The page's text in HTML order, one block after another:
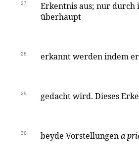
27
Erkentnis aus; nur durch
überhaupt
28 erkannt werden indem
29 gedacht wird. Dieses
30 beyde Vorstellungena